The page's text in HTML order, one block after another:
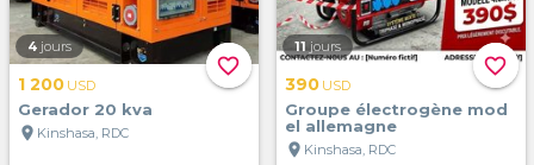
favorite_border
4 jours
1 200 USD
Gerador 20 kva
location_on Kinshasa, RDC
favorite_border
11 jours
390 USD
Groupe électrogène mod
el allemagne
location_on Kinshasa, RDC